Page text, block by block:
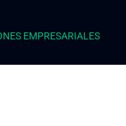
EMPRESARIALES